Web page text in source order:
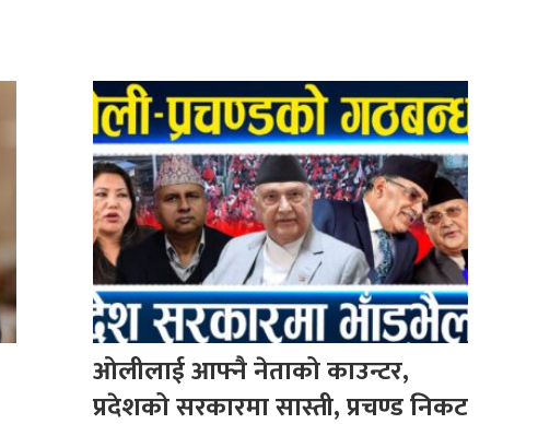
ओलीलाई आफ्नै नेताको काउन्टर,
प्रदेशको सरकारमा सास्ती, प्रचण्ड निकट